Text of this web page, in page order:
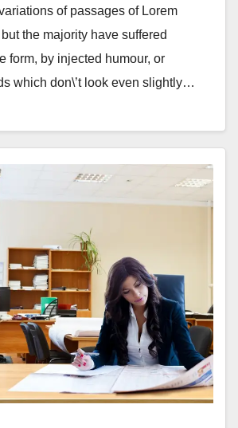
of passages of Lorem
the majority have suffered
form, by injected humour, or
which don\’t look even slightly…